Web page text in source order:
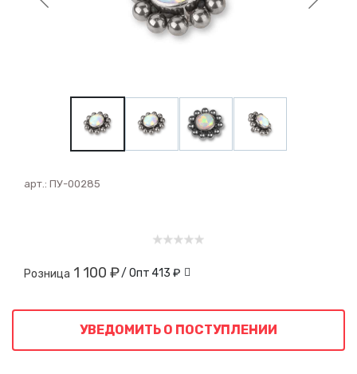
арт.: ПУ-00285
Розница 1 100 ₽/ Опт 413 ₽
УВЕДОМИТЬ О ПОСТУПЛЕНИИ